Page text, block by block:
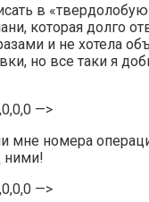
в
которая долго
и не хотела
но все таки я
—>
мне номера
ними!
—>